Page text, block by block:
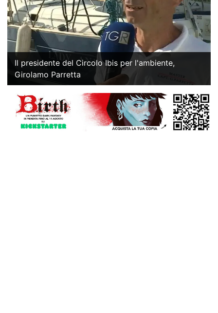
Il presidente del Circolo Ibis per l'ambiente,
Girolamo Parretta